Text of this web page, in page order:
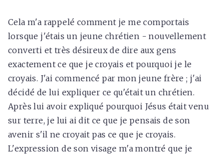
Cela m'a rappelé comment je me comportais
lorsque j'étais un jeune chrétien - nouvellement
converti et très désireux de dire aux gens
exactement ce que je croyais et pourquoi je le
croyais. J'ai commencé par mon jeune frère ; j'ai
décidé de lui expliquer ce qu'était un chrétien.
Après lui avoir expliqué pourquoi Jésus était venu
sur terre, je lui ai dit ce que je pensais de son
avenir s'il ne croyait pas ce que je croyais.
L'expression de son visage m'a montré que je